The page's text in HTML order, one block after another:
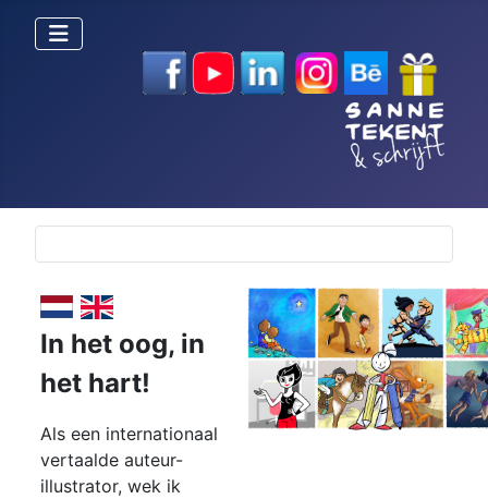
Selecteer de taal
In het oog, in
het hart!
Als een internationaal
vertaalde auteur-
illustrator, wek ik